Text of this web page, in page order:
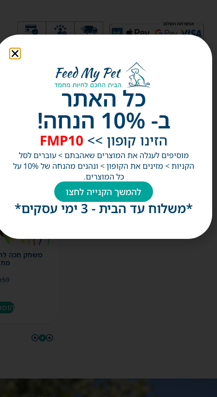
59
כל האתר
ב- 10% הנחה!
הזינו קופון >> FMP10
מוסיפים לעגלה את המוצרים שאהבתם > עוברים לסל
הקניות > מזינים את הקופון > ונהנים מהנחה של 10% על
כל המוצרים.
להמשך הקנייה לחצו
*משלוח עד הבית - 3 ימי עסקים*